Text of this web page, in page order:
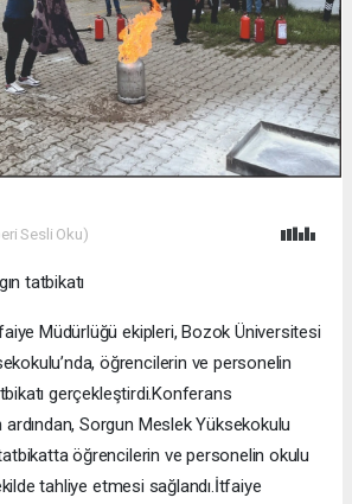
Sesli Oku)
tatbikatı
Müdürlüğü ekipleri, Bozok Üniversitesi
öğrencilerin ve personelin
gerçekleştirdi.Konferans
Sorgun Meslek Yüksekokulu
öğrencilerin ve personelin okulu
tahliye etmesi sağlandı.İtfaiye